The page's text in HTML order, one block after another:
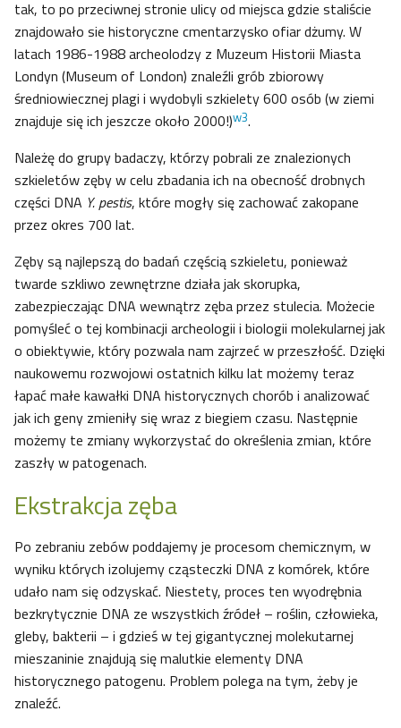
tak, to po przeciwnej stronie ulicy od miejsca gdzie staliście
znajdowało sie historyczne cmentarzysko ofiar dżumy. W
latach 1986-1988 archeolodzy z Muzeum Historii Miasta
Londyn (Museum of London) znaleźli grób zbiorowy
średniowiecznej plagi i wydobyli szkielety 600 osób (w ziemi
znajduje się ich jeszcze około 2000!)w3.
Należę do grupy badaczy, którzy pobrali ze znalezionych
szkieletów zęby w celu zbadania ich na obecność drobnych
części DNA Y. pestis, które mogły się zachować zakopane
przez okres 700 lat.
Zęby są najlepszą do badań częścią szkieletu, ponieważ
twarde szkliwo zewnętrzne działa jak skorupka,
zabezpieczając DNA wewnątrz zęba przez stulecia. Możecie
pomyśleć o tej kombinacji archeologii i biologii molekularnej jak
o obiektywie, który pozwala nam zajrzeć w przeszłość. Dzięki
naukowemu rozwojowi ostatnich kilku lat możemy teraz
łapać małe kawałki DNA historycznych chorób i analizować
jak ich geny zmieniły się wraz z biegiem czasu. Następnie
możemy te zmiany wykorzystać do określenia zmian, które
zaszły w patogenach.
Ekstrakcja zęba
Po zebraniu zebów poddajemy je procesom chemicznym, w
wyniku których izolujemy cząsteczki DNA z komórek, które
udało nam się odzyskać. Niestety, proces ten wyodrębnia
bezkrytycznie DNA ze wszystkich źródeł – roślin, człowieka,
gleby, bakterii – i gdzieś w tej gigantycznej molekutarnej
mieszaninie znajdują się malutkie elementy DNA
historycznego patogenu. Problem polega na tym, żeby je
znaleźć.